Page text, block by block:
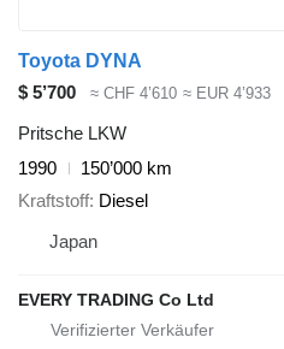
Toyota DYNA
$ 5’700
≈ CHF 4’610 ≈ EUR 4’933
Pritsche LKW
1990
150’000 km
Kraftstoff Diesel
Japan
EVERY TRADING Co Ltd